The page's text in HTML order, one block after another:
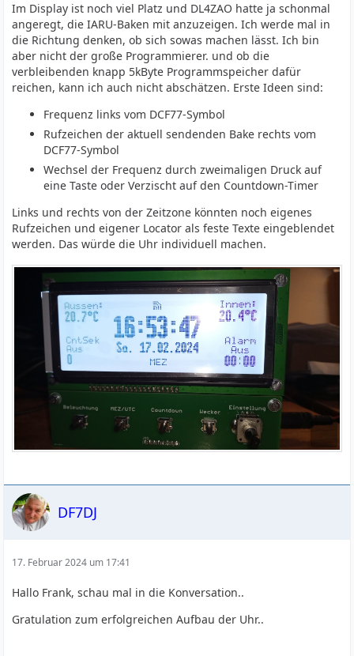
Im Display ist noch viel Platz und DL4ZAO hatte ja schonmal
angeregt, die IARU-Baken mit anzuzeigen. Ich werde mal in
die Richtung denken, ob sich sowas machen lässt. Ich bin
aber nicht der große Programmierer. und ob die
verbleibenden knapp 5kByte Programmspeicher dafür
reichen, kann ich auch nicht abschätzen. Erste Ideen sind:
Frequenz links vom DCF77-Symbol
Rufzeichen der aktuell sendenden Bake rechts vom
DCF77-Symbol
Wechsel der Frequenz durch zweimaligen Druck auf
eine Taste oder Verzischt auf den Countdown-Timer
Links und rechts von der Zeitzone könnten noch eigenes
Rufzeichen und eigener Locator als feste Texte eingeblendet
werden. Das würde die Uhr individuell machen.
DF7DJ
17. Februar 2024 um 17:41
Hallo Frank, schau mal in die Konversation..
Gratulation zum erfolgreichen Aufbau der Uhr..